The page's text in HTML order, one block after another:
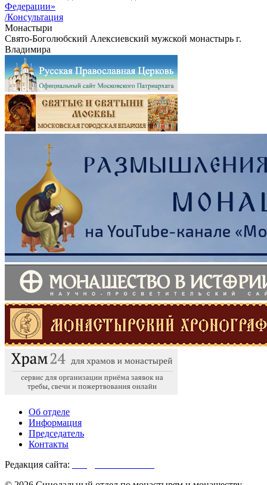
Федерации»
/Консультация
Монастыри
Свято-Боголюбский Алексиевский мужской монастырь г.
Владимира
Об отделе
Информация
Председатель
Контакты
Редакция сайта: